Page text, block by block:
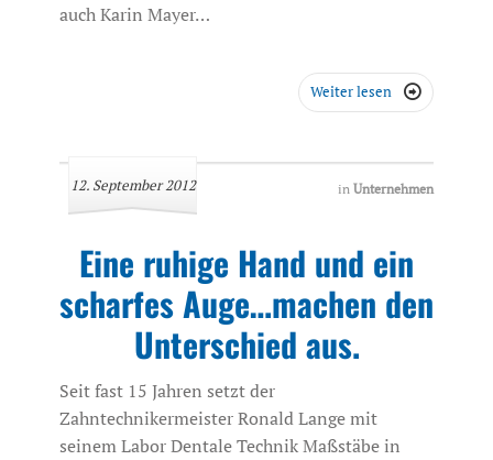
auch Karin Mayer…
Weiter lesen 
12. September 2012 in Unternehmen
Eine ruhige Hand und ein
scharfes Auge…machen den
Unterschied aus.
Seit fast 15 Jahren setzt der
Zahntechnikermeister Ronald Lange mit
seinem Labor Dentale Technik Maßstäbe in